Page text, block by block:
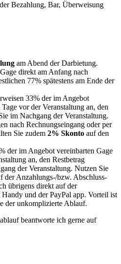
Bezahlung, Bar, Überweisung
am Abend der Darbietung.
direkt am Anfang nach
77% spätestens am Ende der
33% der im Angebot
vor der Veranstaltung an, den
im Nachgang der Veranstaltung.
nach Rechnungseingang oder per
Sie zudem 2% Skonto auf den
der im Angebot vereinbarten Gage
an, den Restbetrag
der Veranstaltung. Nutzen Sie
der Anzahlungs-/bzw. Abschluss-
übrigens direkt auf der
und der PayPal app. Vorteil ist
der unkomplizierte Ablauf.
beantworte ich gerne auf